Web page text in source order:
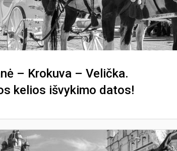
– Krokuva – Velička.
kelios išvykimo datos!